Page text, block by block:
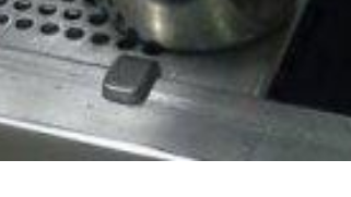
trois jours plus tard.